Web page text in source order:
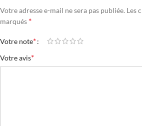
Votre adresse e-mail ne sera pas publiée. Les
marqués *
Votre note*
Votre avis*